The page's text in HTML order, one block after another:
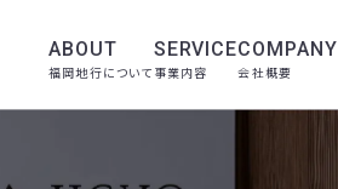
ABOUT
福岡地行について
SERVICE
事業内容
COMPANY
会社概要